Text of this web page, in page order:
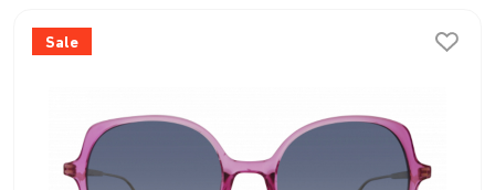
Sale